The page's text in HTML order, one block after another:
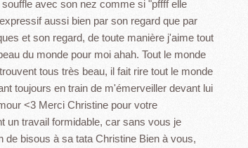
avec son nez comme si "pffff elle
aussi bien par son regard que par
et son regard, de toute manière j'aime tout
du monde pour moi ahah. Tout le monde
tous très beau, il fait rire tout le monde
toujours en train de m'émerveiller devant lui
<3 Merci Christine pour votre
un travail formidable, car sans vous je
bisous à sa tata Christine Bien à vous,